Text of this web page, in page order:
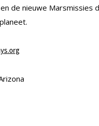
de nieuwe Marsmissies